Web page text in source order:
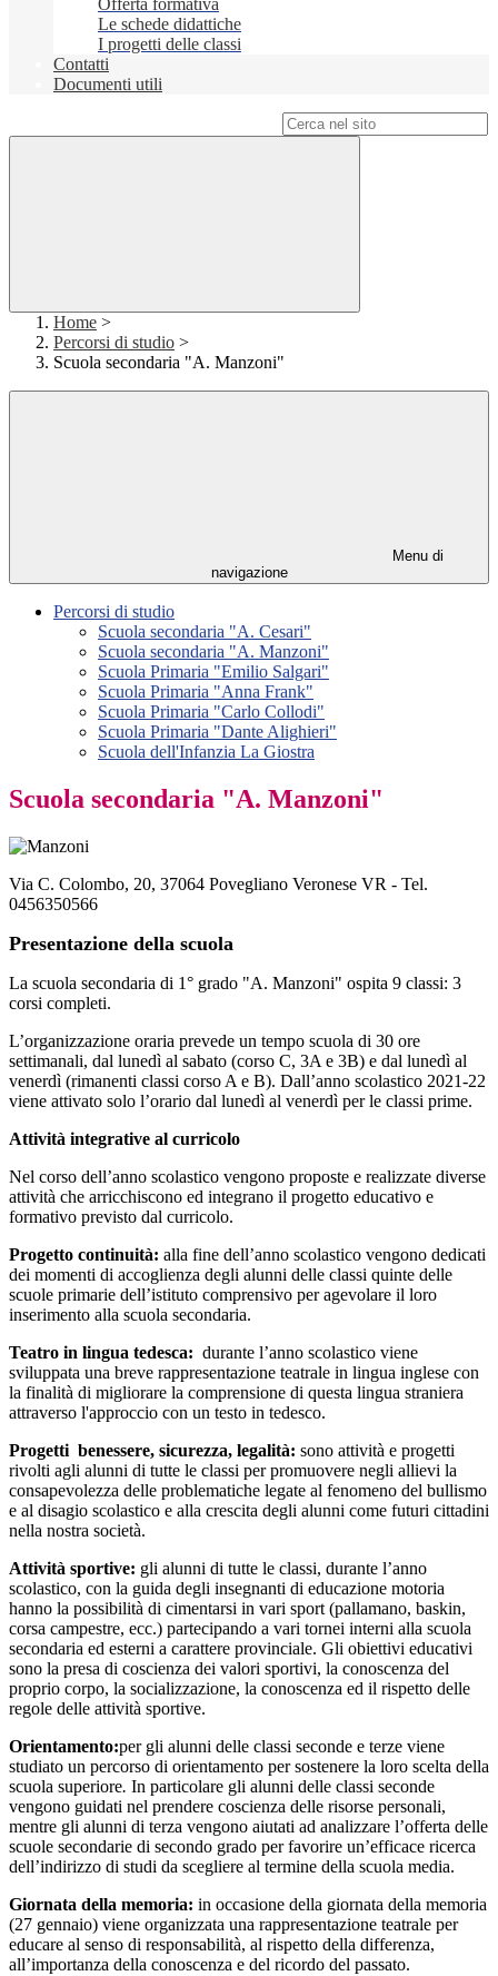
Offerta formativa
Le schede didattiche
I progetti delle classi
Contatti
Documenti utili
Home >
Percorsi di studio >
Scuola secondaria "A. Manzoni"
Menu di
navigazione
Percorsi di studio
Scuola secondaria "A. Cesari"
Scuola secondaria "A. Manzoni"
Scuola Primaria "Emilio Salgari"
Scuola Primaria "Anna Frank"
Scuola Primaria "Carlo Collodi"
Scuola Primaria "Dante Alighieri"
Scuola dell'Infanzia La Giostra
Scuola secondaria "A. Manzoni"
Via C. Colombo, 20, 37064 Povegliano Veronese VR - Tel.
0456350566
Presentazione della scuola
La scuola secondaria di 1° grado "A. Manzoni" ospita 9 classi: 3
corsi completi.
L’organizzazione oraria prevede un tempo scuola di 30 ore
settimanali, dal lunedì al sabato (corso C, 3A e 3B) e dal lunedì al
venerdì (rimanenti classi corso A e B). Dall’anno scolastico 2021-22
viene attivato solo l’orario dal lunedì al venerdì per le classi prime.
Attività integrative al curricolo
Nel corso dell’anno scolastico vengono proposte e realizzate diverse
attività che arricchiscono ed integrano il progetto educativo e
formativo previsto dal curricolo.
Progetto continuità: alla fine dell’anno scolastico vengono dedicati
dei momenti di accoglienza degli alunni delle classi quinte delle
scuole primarie dell’istituto comprensivo per agevolare il loro
inserimento alla scuola secondaria.
Teatro in lingua tedesca: durante l’anno scolastico viene
sviluppata una breve rappresentazione teatrale in lingua inglese con
la finalità di migliorare la comprensione di questa lingua straniera
attraverso l'approccio con un testo in tedesco.
Progetti benessere, sicurezza, legalità: sono attività e progetti
rivolti agli alunni di tutte le classi per promuovere negli allievi la
consapevolezza delle problematiche legate al fenomeno del bullismo
e al disagio scolastico e alla crescita degli alunni come futuri cittadini
nella nostra società.
Attività sportive: gli alunni di tutte le classi, durante l’anno
scolastico, con la guida degli insegnanti di educazione motoria
hanno la possibilità di cimentarsi in vari sport (pallamano, baskin,
corsa campestre, ecc.) partecipando a vari tornei interni alla scuola
secondaria ed esterni a carattere provinciale. Gli obiettivi educativi
sono la presa di coscienza dei valori sportivi, la conoscenza del
proprio corpo, la socializzazione, la conoscenza ed il rispetto delle
regole delle attività sportive.
Orientamento:per gli alunni delle classi seconde e terze viene
studiato un percorso di orientamento per sostenere la loro scelta della
scuola superiore. In particolare gli alunni delle classi seconde
vengono guidati nel prendere coscienza delle risorse personali,
mentre gli alunni di terza vengono aiutati ad analizzare l’offerta delle
scuole secondarie di secondo grado per favorire un’efficace ricerca
dell’indirizzo di studi da scegliere al termine della scuola media.
Giornata della memoria: in occasione della giornata della memoria
(27 gennaio) viene organizzata una rappresentazione teatrale per
educare al senso di responsabilità, al rispetto della differenza,
all’importanza della conoscenza e del ricordo del passato.